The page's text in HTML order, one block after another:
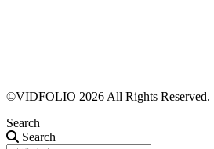
©VIDFOLIO 2026 All Rights Reserved.
Search
Search